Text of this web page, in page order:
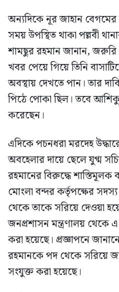
অন্যদিকে নূর জাহান বেগমের
সময় উপস্থিত থাকা পল্লবী
শামছুর রহমান জানান,
খবর পেয়ে গিয়ে তিনি
অবস্থায় দেখতে পান। তার
পিঠে পোকা ছিল। তবে
করেছেন।
এদিকে পচনধরা মরদেহ
অবহেলার দায়ে ছেলে যুগ্ম
রহমানের বিরুদ্ধে শাস্তিমূলক
মোংলা বন্দর কর্তৃপক্ষের
থেকে তাকে সরিয়ে দেওয়া
জনপ্রশাসন মন্ত্রণালয় থেকে এ
করা হয়েছে। প্রজ্ঞাপনে
রহমানকে পদ থেকে সরিয়ে
সংযুক্ত করা হয়েছে।